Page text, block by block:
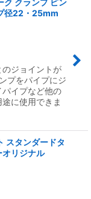
ク クランプ ピン
径22・25mm
ジョイントが
プをパイプにジ
パイプなど他の
に使用できま
スタンダードタ
リジナル